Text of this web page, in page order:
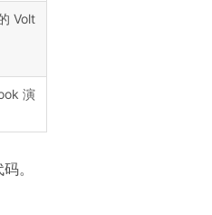
Volt
演
。